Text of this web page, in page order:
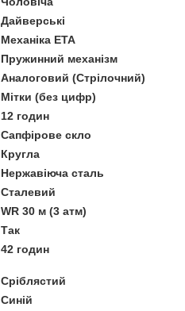
Дайверські
Механіка ETA
Пружинний механізм
Аналоговий (Стрілочний)
Мітки (без цифр)
12 годин
Сапфірове скло
Кругла
Нержавіюча сталь
Сталевий
WR 30 м (3 атм)
Так
42 годин
Сріблястий
Синій